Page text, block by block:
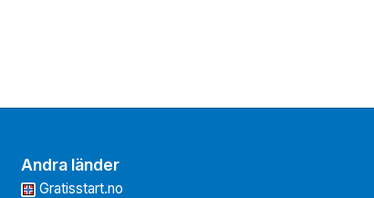
Andra länder
Gratisstart.no